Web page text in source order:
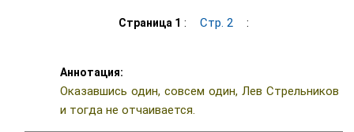
Страница 1 : Стр. 2 :
Аннотация:
Оказавшись один, совсем один, Лев Стрельников
и тогда не отчаивается.